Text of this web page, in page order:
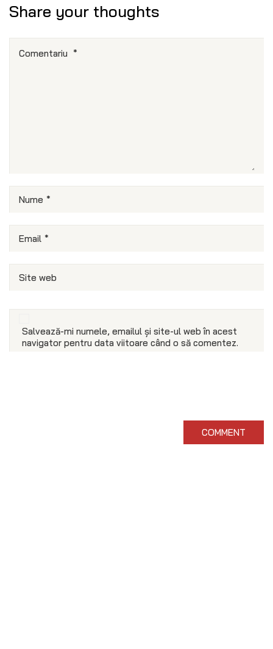
Share your thoughts
Comentariu *
Nume *
Email *
Site web
Salvează-mi numele, emailul și site-ul web în acest
navigator pentru data viitoare când o să comentez.